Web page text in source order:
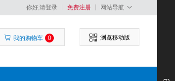
你好,请登录 免费注册 网站导航
我的购物车 0 浏览移动版